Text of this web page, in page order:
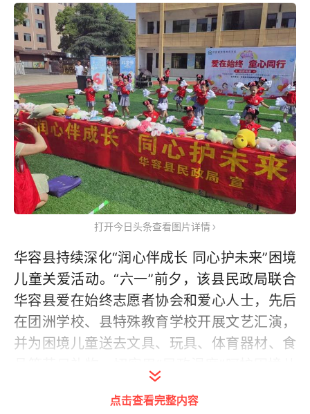
打开今日头条查看图片详情
华容县持续深化“润心伴成长 同心护未来”困境
儿童关爱活动。“六一”前夕，该县民政局联合
华容县爱在始终志愿者协会和爱心人士，先后
在团洲学校、县特殊教育学校开展文艺汇演，
并为困境儿童送去文具、玩具、体育器材、食
点击查看完整内容